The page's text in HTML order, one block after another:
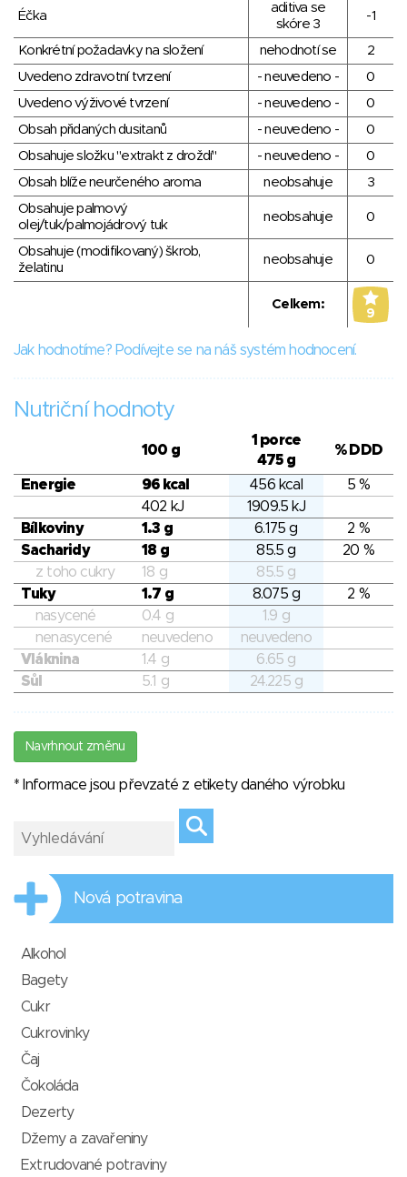
Éčka
aditiva se
skóre 3
-1
Konkrétní požadavky na složení nehodnotí se
2
Uvedeno zdravotní tvrzení
- neuvedeno -
0
Uvedeno výživové tvrzení
- neuvedeno -
0
Obsah přidaných dusitanů
- neuvedeno -
0
Obsahuje složku "extrakt z droždí"
- neuvedeno -
0
Obsah blíže neurčeného aroma
neobsahuje
3
Obsahuje palmový
olej/tuk/palmojádrový tuk
neobsahuje 0
Obsahuje (modifikovaný) škrob,
želatinu
neobsahuje 0
Celkem:
9
Jak hodnotíme? Podívejte se na náš systém hodnocení.
Nutriční hodnoty
100 g
1 porce
475 g
% DDD
Energie 96 kcal 456 kcal
5 %
402 kJ
1909.5 kJ
Bílkoviny
1.3 g 6.175 g
2 %
Sacharidy
18 g 85.5 g
20 %
z toho cukry
18 g
85.5 g
Tuky
1.7 g 8.075 g
2 %
nasycené
0.4 g
1.9 g
nenasycené
neuvedeno
neuvedeno
Vláknina
1.4 g
6.65 g
Sůl
5.1 g 24.225 g
Navrhnout změnu
* Informace jsou převzaté z etikety daného výrobku
Nová potravina
Alkohol
Bagety
Cukr
Cukrovinky
Čaj
Čokoláda
Dezerty
Džemy a zavařeniny
Extrudované potraviny